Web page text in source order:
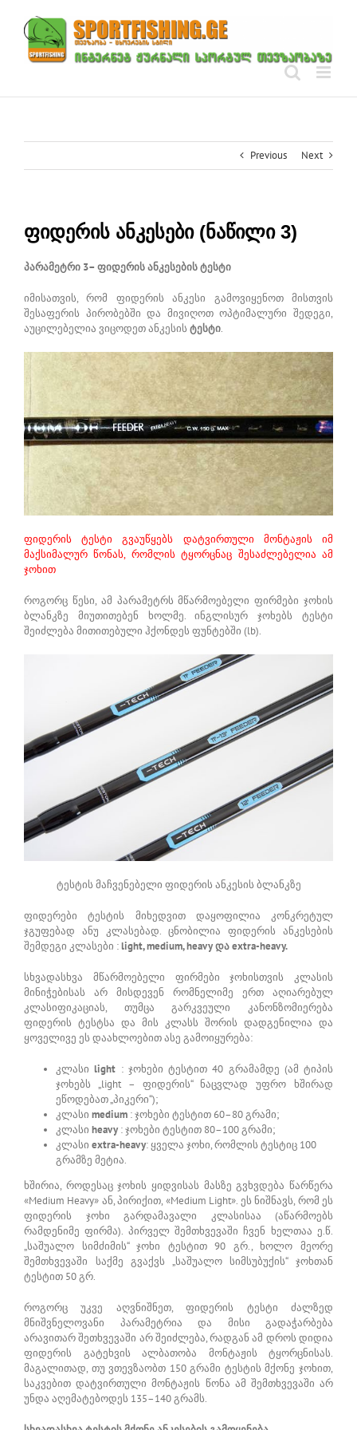
content
Previous Next
ფიდერის ანკესები (ნაწილი 3)
პარამეტრი 3– ფიდერის ანკესების ტესტი
იმისათვის, რომ ფიდერის ანკესი გამოვიყენოთ მისთვის
შესაფერის პირობებში და მივიღოთ ოპტიმალური შედეგი,
აუცილებელია ვიცოდეთ ანკესის ტესტი.
ფიდერის ტესტი გვაუწყებს დატვირთული მონტაჟის იმ
მაქსიმალურ წონას, რომლის ტყორცნაც შესაძლებელია ამ
ჯოხით
როგორც წესი, ამ პარამეტრს მწარმოებელი ფირმები ჯოხის
ბლანკზე მიუთითებენ ხოლმე. ინგლისურ ჯოხებს ტესტი
შეიძლება მითითებული ჰქონდეს ფუნტებში (lb).
ტესტის მაჩვენებელი ფიდერის ანკესის ბლანკზე
ფიდერები ტესტის მიხედვით დაყოფილია კონკრეტულ
ჯგუფებად ანუ კლასებად. ცნობილია ფიდერის ანკესების
შემდეგი კლასები :light, medium, heavy და extra-heavy.
სხვადასხვა მწარმოებელი ფირმები ჯოხისთვის კლასის
მინიჭებისას არ მისდევენ რომნელიმე ერთ აღიარებულ
კლასიფიკაციას, თუმცა გარკვეული კანონზომიერება
ფიდერის ტესტსა და მის კლასს შორის დადგენილია და
ყოველივე ეს დაახლოებით ასე გამოიყურება:
კლასიlight : ჯოხები ტესტით 40 გრამამდე (ამ ტიპის
ჯოხებს „light – ფიდერის“ ნაცვლად უფრო ხშირად
ეწოდებათ „პიკერი“);
კლასი medium : ჯოხები ტესტით 60–80 გრამი;
კლასი heavy : ჯოხები ტესტით 80–100 გრამი;
კლასი extra-heavy: ყველა ჯოხი, რომლის ტესტიც 100
გრამზე მეტია.
ხშირია, როდესაც ჯოხის ყიდვისას მასზე გვხვდება წარწერა
«Medium Heavy» ან, პირიქით, «Medium Light». ეს ნიშნავს, რომ ეს
ფიდერის ჯოხი გარდამავალი კლასისაა (აწარმოებს
რამდენიმე ფირმა). პირველ შემთხვევაში ჩვენ ხელთაა ე.წ.
„საშუალო სიმძიმის“ ჯოხი ტესტით 90 გრ., ხოლო მეორე
შემთხვევაში საქმე გვაქვს „საშუალო სიმსუბუქის“ ჯოხთან
ტესტით 50 გრ.
როგორც უკვე აღვნიშნეთ, ფიდერის ტესტი ძალზედ
მნიშვნელოვანი პარამეტრია და მისი გადაჭარბება
არავითარ შეთხვევაში არ შეიძლება, რადგან ამ დროს დიდია
ფიდერის გატეხვის ალბათობა მონტაჟის ტყორცნისას.
მაგალითად, თუ ვთევზაობთ 150 გრამი ტესტის მქონე ჯოხით,
საკვებით დატვირთული მონტაჟის წონა ამ შემთხვევაში არ
უნდა აღემატებოდეს 135–140 გრამს.